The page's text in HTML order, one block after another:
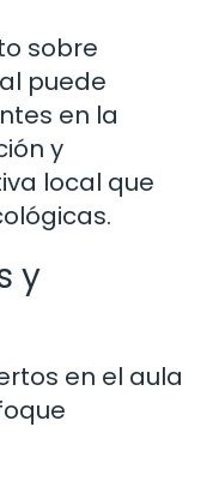
sobre
puede
en la
y
local que
y
en el aula